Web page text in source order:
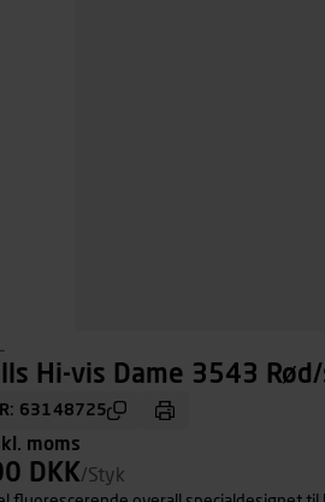
Hi-vis Dame 3543
63148725
moms
DKK/Styk